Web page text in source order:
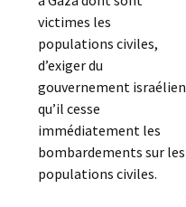
victimes les
populations civiles,
d’exiger du
gouvernement israélien
qu’il cesse
immédiatement les
bombardements sur les
populations civiles.